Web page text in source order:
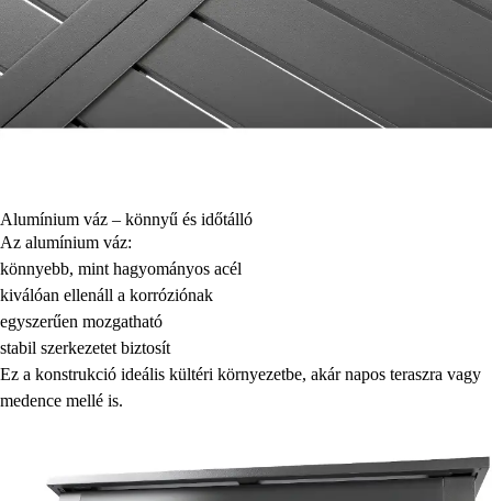
Alumínium váz – könnyű és időtálló
Az alumínium váz:
könnyebb, mint hagyományos acél
kiválóan ellenáll a korróziónak
egyszerűen mozgatható
stabil szerkezetet biztosít
Ez a konstrukció ideális kültéri környezetbe, akár napos teraszra vagy
medence mellé is.